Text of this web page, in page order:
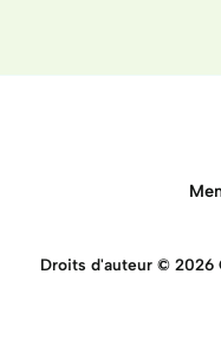
Droits d'auteur © 2026